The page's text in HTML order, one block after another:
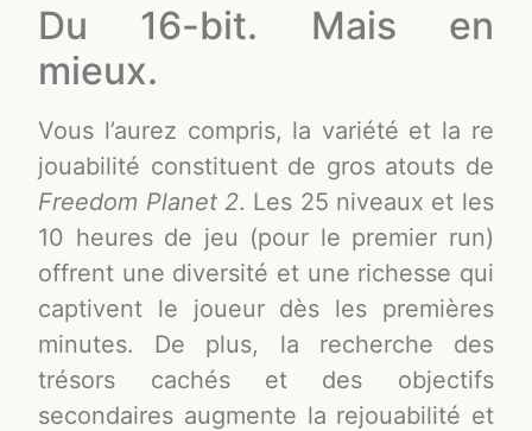
Du 16-bit. Mais en
mieux.
Vous l’aurez compris, la variété et la re
jouabilité constituent de gros atouts de
Freedom Planet 2. Les 25 niveaux et les
10 heures de jeu (pour le premier run)
offrent une diversité et une richesse qui
captivent le joueur dès les premières
minutes. De plus, la recherche des
trésors cachés et des objectifs
secondaires augmente la rejouabilité et